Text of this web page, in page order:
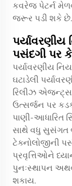
કવરેજ પેટર્ન
જરૂર પડી શકે છે.
પસંદગી પર
પર્યાવરણીય
ઘટાડેલી
રિલીઝ
ઉત્સર્જન પર
પાણી-આધારિત
સાથે વધુ સુસંગત
ટેક્નોલોજીની
પ્રવૃત્તિઓને
પુનઃસ્થાપન
શકાય.